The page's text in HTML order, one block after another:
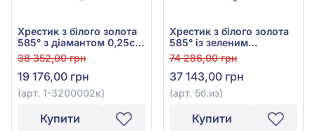
Хрестик з білого золота
585° з діамантом 0,25ct,
арт. 1-3200002к
38 352,00 грн
19 176,00 грн
(арт. 1-3200002к)
Купити
Хрестик з білого золота
585° із зеленим
смарагдом 0,13ct та
діамантами 0,112ct, арт.
5б.из
74 286,00 грн
37 143,00 грн
(арт. 5б.из)
Купити